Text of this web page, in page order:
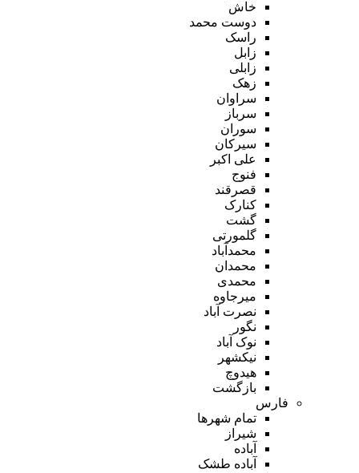
خاش
دوست محمد
راسک
زابل
زابلی
زهک
سراوان
سرباز
سوران
سیرکان
علی اکبر
فنوج
قصرقند
کنارک
گشت
گلمورتی
محمدآباد
محمدان
محمدی
میرجاوه
نصرت آباد
نگور
نوک آباد
نیکشهر
هیدوچ
بازگشت
فارس
تمام شهر‌ها
شیراز
آباده
آباده طشک